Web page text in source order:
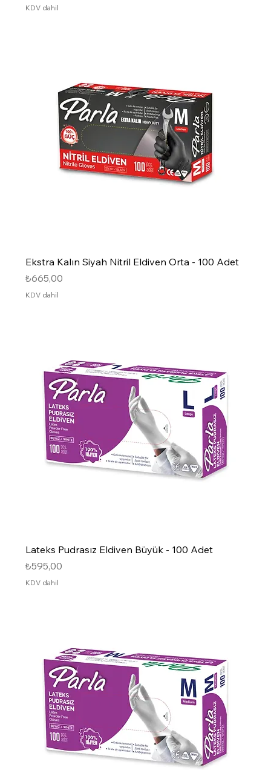
KDV dahil
Ekstra Kalın Siyah Nitril Eldiven Orta - 100 Adet
Fiyat
₺665,00
KDV dahil
Lateks Pudrasız Eldiven Büyük - 100 Adet
Fiyat
₺595,00
KDV dahil